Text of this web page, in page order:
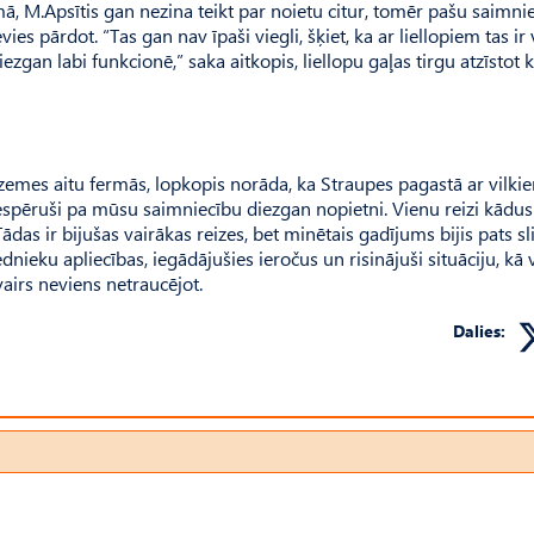
M.Apsītis gan nezina teikt par noietu citur, tomēr pašu
pārdot. “Tas gan nav īpaši viegli, šķiet, ka ar liellopiem tas ir
labi funkcionē,” saka aitkopis, liellopu gaļas tirgu atzīstot
aitu fermās, lopkopis norāda, ka Straupes pagastā ar
pa mūsu saimniecību diezgan nopietni. Vienu reizi
ir bijušas vairākas reizes, bet minētais gadījums bijis pats
apliecības, iegādājušies ieročus un risinājuši situāciju, kā
neviens netraucējot.
Dalies: